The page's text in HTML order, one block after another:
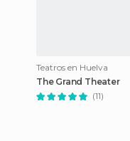
Teatros en Huelva
The Grand Theater
(11)